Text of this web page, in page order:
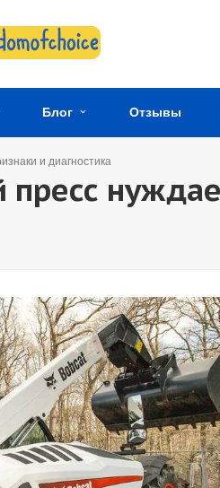
Блог Отзывы
и диагностика
пресс